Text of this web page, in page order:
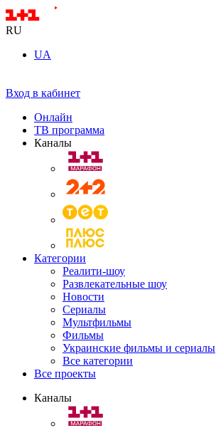
RU
UA
Вход в кабинет
Онлайн
ТВ программа
Каналы
Категории
Реалити-шоу
Развлекательные шоу
Новости
Сериалы
Мультфильмы
Фильмы
Украинские фильмы и сериалы
Все категории
Все проекты
Каналы